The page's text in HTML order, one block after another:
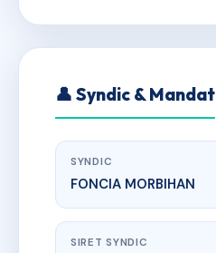
👤 Syndic & Mandat
SYNDIC
FONCIA MORBIHAN
SIRET SYNDIC